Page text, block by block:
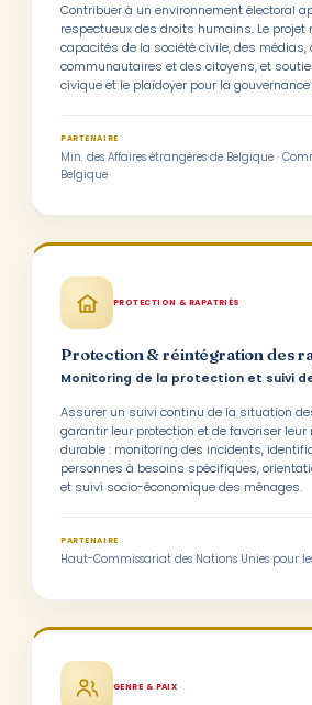
Contribuer à un environnement électoral
respectueux des droits humains. Le projet
capacités de la société civile, des médias,
communautaires et des citoyens, et
civique et le plaidoyer pour la
PARTENAIRE
Min. des Affaires étrangères de Belgique ·
Belgique
PROTECTION & RAPATRIÉS
Protection & réintégration des
Monitoring de la protection et suivi
Assurer un suivi continu de la situation
garantir leur protection et de favoriser leur
durable : monitoring des incidents,
personnes à besoins spécifiques,
et suivi socio-économique des ménages.
PARTENAIRE
Haut-Commissariat des Nations Unies pour
GENRE & PAIX